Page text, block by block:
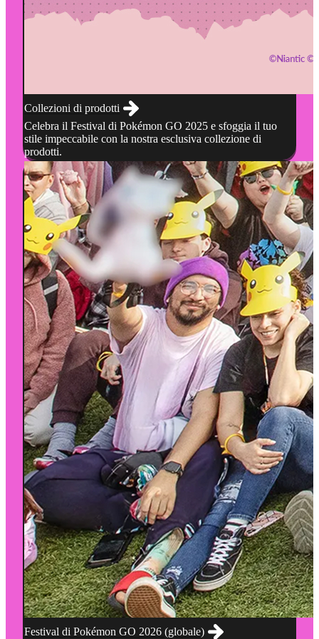
Collezioni di prodotti
Celebra il Festival di Pokémon GO 2025 e sfoggia il tuo
stile impeccabile con la nostra esclusiva collezione di
prodotti.
Festival di Pokémon GO 2026 (globale)